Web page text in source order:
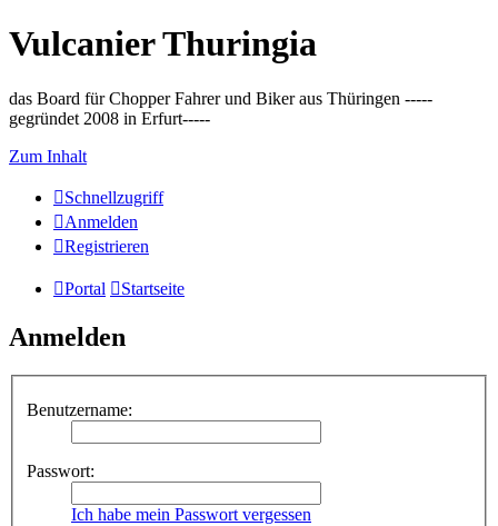
Vulcanier Thuringia
das Board für Chopper Fahrer und Biker aus Thüringen -----
gegründet 2008 in Erfurt-----
Zum Inhalt
Schnellzugriff
Anmelden
Registrieren
Portal Startseite
Anmelden
Benutzername:
Passwort:
Ich habe mein Passwort vergessen